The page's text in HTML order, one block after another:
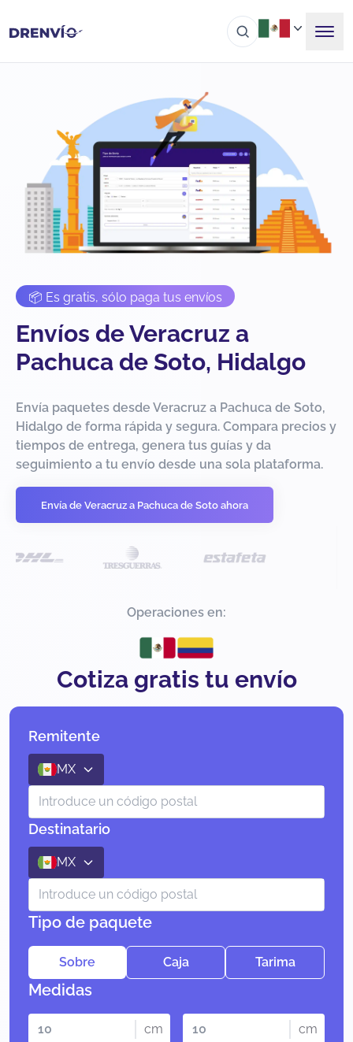
📦 Es gratis, sólo paga tus envíos
Envíos de Veracruz a
Pachuca de Soto, Hidalgo
Envía paquetes desde Veracruz a Pachuca de Soto,
Hidalgo de forma rápida y segura. Compara precios y
tiempos de entrega, genera tus guías y da
seguimiento a tu envío desde una sola plataforma.
Envía de Veracruz a Pachuca de Soto ahora
Operaciones en:
Cotiza gratis tu envío
Remitente
MX
Destinatario
MX
Tipo de paquete
Sobre Caja Tarima
Medidas
cm cm